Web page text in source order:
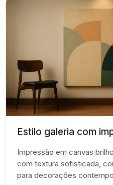
Estilo galeria com
Impressão em canvas
com textura sofisticada,
para decorações